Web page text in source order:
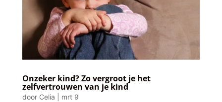
Onzeker kind? Zo vergroot je het
zelfvertrouwen van je kind
door Celia
mrt 9